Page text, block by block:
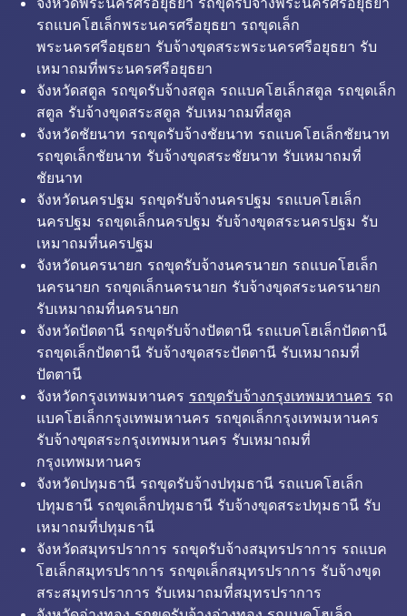
รถแบคโฮเล็กพระนครศรีอยุธยา รถขุดเล็ก
พระนครศรีอยุธยา รับจ้างขุดสระพระนครศรีอยุธยา รับ
เหมาถมที่พระนครศรีอยุธยา
จังหวัดสตูล รถขุดรับจ้างสตูล รถแบคโฮเล็กสตูล รถขุดเล็ก
สตูล รับจ้างขุดสระสตูล รับเหมาถมที่สตูล
จังหวัดชัยนาท รถขุดรับจ้างชัยนาท รถแบคโฮเล็กชัยนาท
รถขุดเล็กชัยนาท รับจ้างขุดสระชัยนาท รับเหมาถมที่
ชัยนาท
จังหวัดนครปฐม รถขุดรับจ้างนครปฐม รถแบคโฮเล็ก
นครปฐม รถขุดเล็กนครปฐม รับจ้างขุดสระนครปฐม รับ
เหมาถมที่นครปฐม
จังหวัดนครนายก รถขุดรับจ้างนครนายก รถแบคโฮเล็ก
นครนายก รถขุดเล็กนครนายก รับจ้างขุดสระนครนายก
รับเหมาถมที่นครนายก
จังหวัดปัตตานี รถขุดรับจ้างปัตตานี รถแบคโฮเล็กปัตตานี
รถขุดเล็กปัตตานี รับจ้างขุดสระปัตตานี รับเหมาถมที่
ปัตตานี
จังหวัดกรุงเทพมหานคร รถขุดรับจ้างกรุงเทพมหานคร รถ
แบคโฮเล็กกรุงเทพมหานคร รถขุดเล็กกรุงเทพมหานคร
รับจ้างขุดสระกรุงเทพมหานคร รับเหมาถมที่
กรุงเทพมหานคร
จังหวัดปทุมธานี รถขุดรับจ้างปทุมธานี รถแบคโฮเล็ก
ปทุมธานี รถขุดเล็กปทุมธานี รับจ้างขุดสระปทุมธานี รับ
เหมาถมที่ปทุมธานี
จังหวัดสมุทรปราการ รถขุดรับจ้างสมุทรปราการ รถแบค
โฮเล็กสมุทรปราการ รถขุดเล็กสมุทรปราการ รับจ้างขุด
สระสมุทรปราการ รับเหมาถมที่สมุทรปราการ